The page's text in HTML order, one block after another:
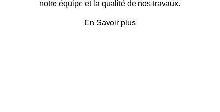
notre équipe et la qualité de nos travaux.
En Savoir plus